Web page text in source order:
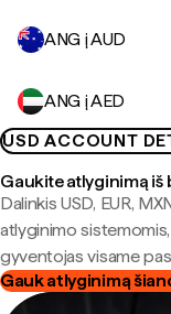
ANG į AUD
ANG į AED
USD ACCOUNT
Gaukite atlyginimą iš
Dalinkis USD, EUR,
atlyginimo
gyventojas visame
Gauk atlyginimą